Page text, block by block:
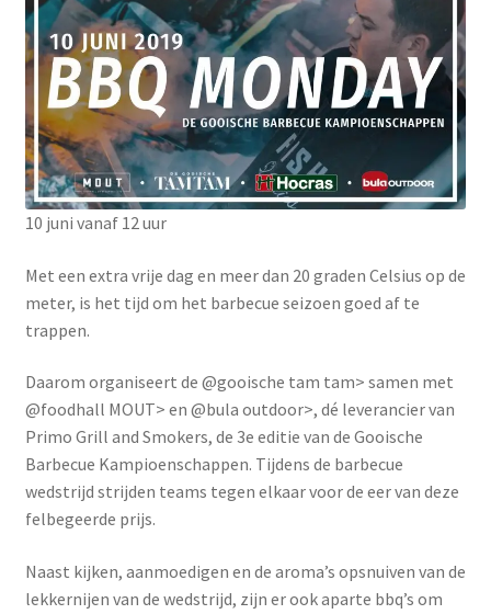
10 juni vanaf 12 uur
Met een extra vrije dag en meer dan 20 graden Celsius op de
meter, is het tijd om het barbecue seizoen goed af te
trappen.
Daarom organiseert de @gooische tam tam> samen met
@foodhall MOUT> en @bula outdoor>, dé leverancier van
Primo Grill and Smokers, de 3e editie van de Gooische
Barbecue Kampioenschappen. Tijdens de barbecue
wedstrijd strijden teams tegen elkaar voor de eer van deze
felbegeerde prijs.
Naast kijken, aanmoedigen en de aroma’s opsnuiven van de
lekkernijen van de wedstrijd, zijn er ook aparte bbq’s om